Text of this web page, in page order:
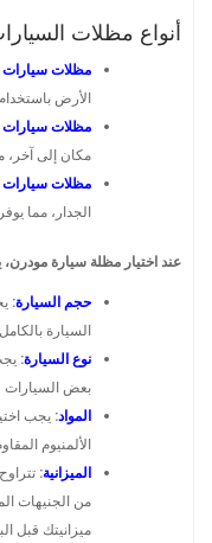
أنواع مظلات
مظلات سيارات
الأرض
مظلات سيارات
مكان إلى آخر،
مظلات سيارات
الجدار، مما
عند اختيار مظلة سيارة مودرن،
حجم السيارة:
السيارة
نوع السيارة:
بعض السيارات
المواد: يجب
الألمنيوم
الميزانية:
من الجنيهات
ميزانيتك قبل